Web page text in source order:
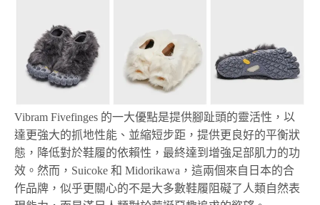
Vibram Fivefinges 的一大優點是提供腳趾頭的靈活性，以
達更強大的抓地性能、並縮短步距，提供更良好的平衡狀
態，降低對於鞋履的依賴性，最終達到增強足部肌力的功
效。然而，Suicoke 和 Midorikawa，這兩個來自日本的合
作品牌，似乎更關心的不是大多數鞋履阻礙了人類自然表